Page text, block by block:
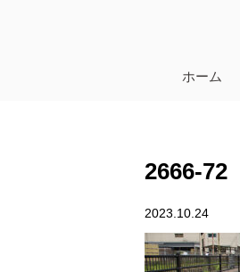
ホーム
2666-72
2023.10.24